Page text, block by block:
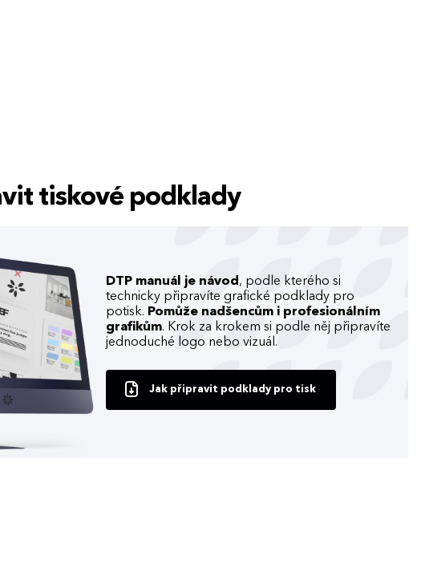
tiskové podklady
DTP manuál je návod , podle kterého si
technicky připravíte grafické podklady pro
potisk. Pomůže nadšencům i profesionálním
grafikům. Krok za krokem si podle něj připravíte
jednoduché logo nebo vizuál.
Jak připravit podklady pro tisk